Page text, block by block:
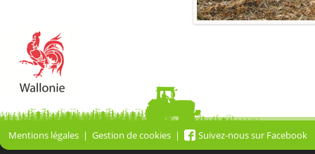
Mentions légales Gestion de cookies Suivez-nous sur Facebook